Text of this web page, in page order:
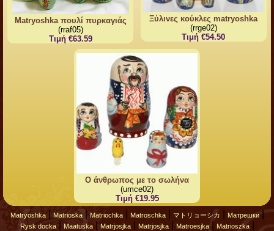
Matryoshka πουλί πυρκαγιάς
(rraf05)
Τιμή €63.59
Ξύλινες κούκλες matryoshka
(rrge02)
Τιμή €54.50
Ο άνθρωπος με το σωλήνα
(umce02)
Τιμή €19.95
Matryoshka| Matrioska| Matriochka| Matroschka| マトリョーシカ Матрешки|
Rysk docka| Maatuska| Matrjosjka| Matrjosjka| Matroesjka| Matrioszka|